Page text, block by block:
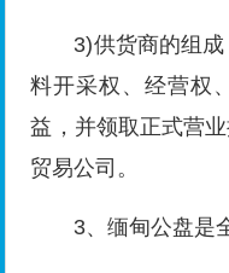
3)供货商的组
料开采权、经营权
益，并领取正式营
贸易公司。
3、缅甸公盘是